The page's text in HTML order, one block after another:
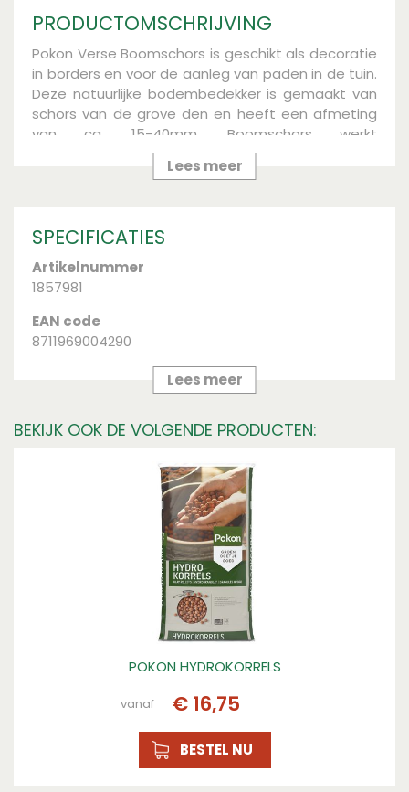
PRODUCTOMSCHRIJVING
Pokon Verse Boomschors is geschikt als decoratie
in borders en voor de aanleg van paden in de tuin.
Deze natuurlijke bodembedekker is gemaakt van
schors van de grove den en heeft een afmeting
van ca. 15-40mm. Boomschors werkt
vochtregulerend, waardoor de grond minder snel
centimeters in jouw border of op jouw pad. Zo
compenseer je het natuurlijke verteringsproces.
Breng eventueel eerst anti-worteldoek aan. Zo
getrapt en zal onkruid er minder snel doorheen
groeien.
Lees meer
SPECIFICATIES
Artikelnummer
1857981
EAN code
8711969004290
Breedte
Breedte (cm)
Lees meer
BEKIJK OOK DE VOLGENDE PRODUCTEN:
POKON HYDROKORRELS
vanaf € 16,75
BESTEL NU